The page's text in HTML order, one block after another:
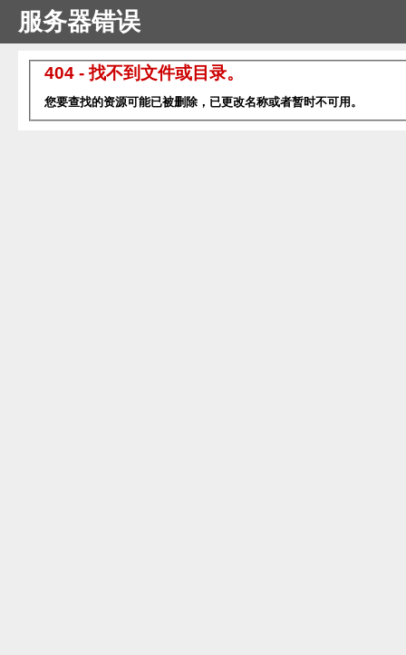
服务器错误
404 - 找不到文件或目录。
您要查找的资源可能已被删除，已更改名称或者暂时不可用。